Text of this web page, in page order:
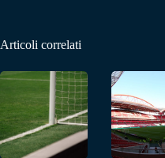
Articoli correlati